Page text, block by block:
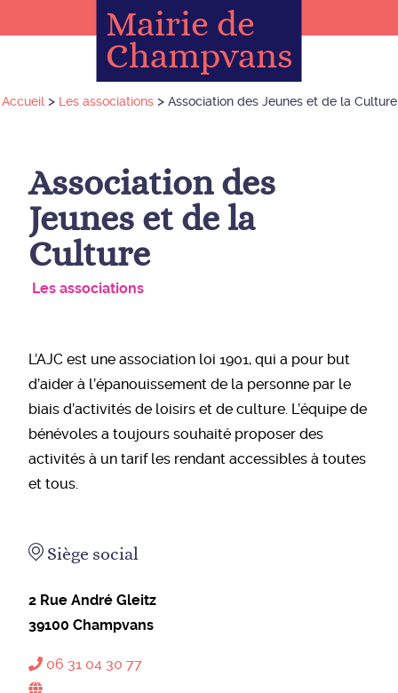
Mairie de
Champvans
Accueil> Les associations> Association des Jeunes et de la Culture
Association des
Jeunes et de la
Culture
Les associations
L’AJC est une association loi 1901, qui a pour but
d’aider à l’épanouissement de la personne par le
biais d’activités de loisirs et de culture. L’équipe de
bénévoles a toujours souhaité proposer des
activités à un tarif les rendant accessibles à toutes
et tous.
Siège social
2 Rue André Gleitz
39100 Champvans
06 31 04 30 77